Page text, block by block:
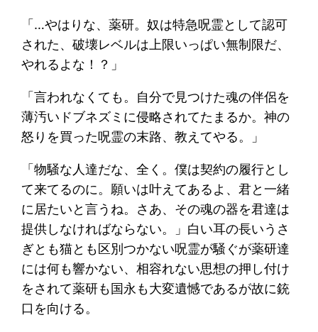
「…やはりな、薬研。奴は特急呪霊として認可
された、破壊レベルは上限いっぱい無制限だ、
やれるよな！？」
「言われなくても。自分で見つけた魂の伴侶を
薄汚いドブネズミに侵略されてたまるか。神の
怒りを買った呪霊の末路、教えてやる。」
「物騒な人達だな、全く。僕は契約の履行とし
て来てるのに。願いは叶えてあるよ、君と一緒
に居たいと言うね。さあ、その魂の器を君達は
提供しなければならない。」白い耳の長いうさ
ぎとも猫とも区別つかない呪霊が騒ぐが薬研達
には何も響かない、相容れない思想の押し付け
をされて薬研も国永も大変遺憾であるが故に銃
口を向ける。